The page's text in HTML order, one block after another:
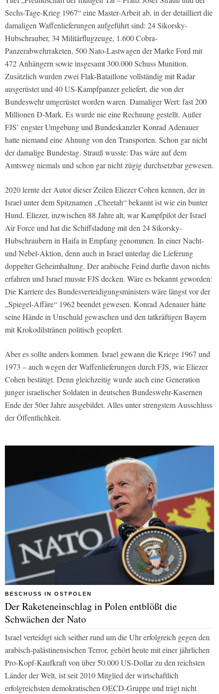
Sechs-Tage-Krieg 1967“ eine Master-Arbeit ab, in der detailliert die
damaligen Waffenlieferungen aufgeführt sind: 24 Sikorsky-
Hubschrauber, 34 Militärflugzeuge, 1.600 Cobra-
Panzerabwehrraketen, 500 Nato-Lastwagen der Marke Ford mit
472 Anhängern sowie insgesamt 300.000 Schuss Munition.
Zusätzlich wurden zwei Flak-Bataillone vollständig mit Radar
ausgerüstet und 40 US-Kampfpanzer geliefert, die von der
Bundeswehr umgerüstet worden waren. Damaliger Wert: fast 200
Millionen D-Mark. Es wurde nie eine Rechnung gestellt. Außer
FJS’ engster Umgebung und Bundeskanzler Konrad Adenauer
hatte niemand eine Ahnung von den Transporten. Schon gar nicht
der damalige Bundestag. Strauß wusste: Das wäre auf dem
Amtsweg niemals und schon gar nicht zügig durchsetzbar gewesen.
2020 lernte der Autor dieser Zeilen Eliezer Cohen kennen, der in
Israel unter dem Spitznamen „Cheetah“ bekannt ist wie ein bunter
Hund. Eliezer, inzwischen 88 Jahre alt, war Kampfpilot der Israel
Air Force und hat die Schiffsladung mit den 24 Sikorsky-
Hubschraubern in Haifa in Empfang genommen. In einer Nacht-
und Nebel-Aktion, denn auch in Israel unterlag die Lieferung
doppelter Geheimhaltung. Der arabische Feind durfte davon nichts
erfahren und Israel musste FJS decken. Wäre es bekannt geworden:
Die Karriere des Bundesverteidigungsministers wäre längst vor der
„Spiegel-Affäre“ 1962 beendet gewesen. Konrad Adenauer hätte
seine Hände in Unschuld gewaschen und den tatkräftigen Bayern
mit Krokodilstränen politisch geopfert.
Aber es sollte anders kommen. Israel gewann die Kriege 1967 und
1973 – auch wegen der Waffenlieferungen durch FJS, wie Eliezer
Cohen bestätigt. Denn gleichzeitig wurde auch eine Generation
junger israelischer Soldaten in deutschen Bundeswehr-Kasernen
Ende der 50er Jahre ausgebildet. Alles unter strengstem Ausschluss
der Öffentlichkeit.
BESCHUSS IN OSTPOLEN
Der Raketeneinschlag in Polen entblößt die
Schwächen der Nato
Israel verteidigt sich seither rund um die Uhr erfolgreich gegen den
arabisch-palästinensischen Terror, gehört heute mit einer jährlichen
Pro-Kopf-Kaufkraft von über 50.000 US-Dollar zu den reichsten
Länder der Welt, ist seit 2010 Mitglied der wirtschaftlich
erfolgreichsten demokratischen OECD-Gruppe und trägt nicht